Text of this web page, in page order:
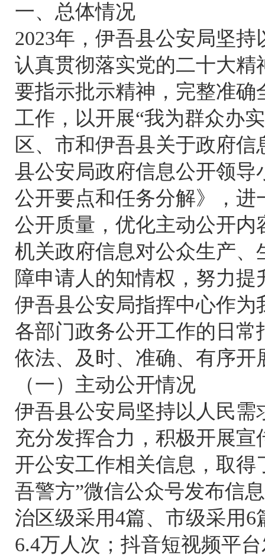
一、总体情况
2023年，伊吾县公安局坚
认真贯彻落实党的二十大
要指示批示精神，完整准
工作，以开展“我为群众办
区、市和伊吾县关于政府
县公安局政府信息公开领导
公开要点和任务分解》，
公开质量，优化主动公开
机关政府信息对公众生产
障申请人的知情权，努力
伊吾县公安局指挥中心作
各部门政务公开工作的日
依法、及时、准确、有序开
（一）主动公开情况
伊吾县公安局坚持以人民
充分发挥合力，积极开展
开公安工作相关信息，取得
吾警方”微信公众号发布信
治区级采用4篇、市级采用
6.4万人次；抖音短视频平